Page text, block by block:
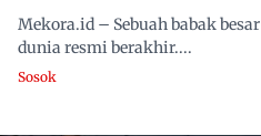
Mekora.id – Sebuah babak
dunia resmi berakhir....
Sosok